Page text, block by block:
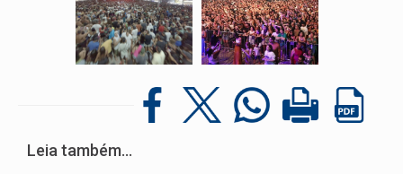
Leia também...